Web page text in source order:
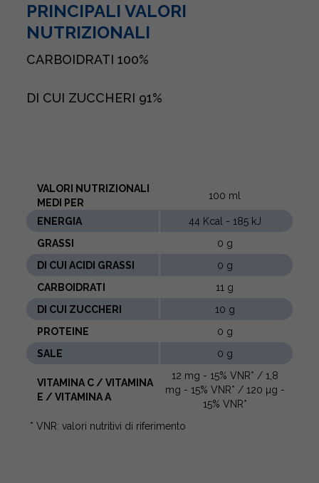
PRINCIPALI VALORI
NUTRIZIONALI
CARBOIDRATI 100%
DI CUI ZUCCHERI 91%
VALORI NUTRIZIONALI
MEDI PER
100 ml
ENERGIA
44 Kcal - 185 kJ
GRASSI
0 g
DI CUI ACIDI GRASSI
0 g
CARBOIDRATI
11 g
DI CUI ZUCCHERI
10 g
PROTEINE
0 g
SALE
0 g
VITAMINA C / VITAMINA
E / VITAMINA A
12 mg - 15% VNR* / 1,8
mg - 15% VNR* / 120 µg -
15% VNR*
* VNR: valori nutritivi di riferimento